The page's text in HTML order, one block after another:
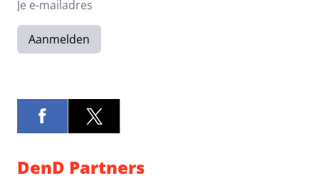
Aanmelden
DenD Partners